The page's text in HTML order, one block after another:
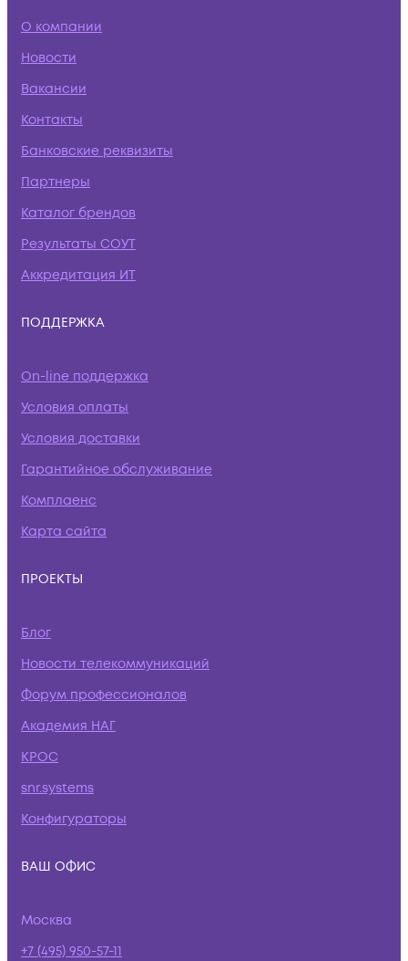
О компании
Новости
Вакансии
Контакты
Банковские реквизиты
Партнеры
Каталог брендов
Результаты СОУТ
Аккредитация ИТ
ПОДДЕРЖКА
On-line поддержка
Условия оплаты
Условия доставки
Гарантийное обслуживание
Комплаенс
Карта сайта
ПРОЕКТЫ
Блог
Новости телекоммуникаций
Форум профессионалов
Академия НАГ
КРОС
snr.systems
Конфигураторы
ВАШ ОФИС
Москва
+7 (495) 950-57-11